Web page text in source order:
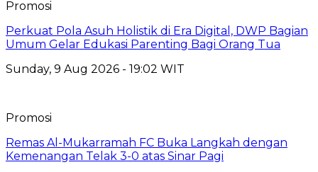
Promosi
Perkuat Pola Asuh Holistik di Era Digital, DWP Bagian
Umum Gelar Edukasi Parenting Bagi Orang Tua
Sunday, 9 Aug 2026 - 19:02 WIT
Promosi
Remas Al-Mukarramah FC Buka Langkah dengan
Kemenangan Telak 3-0 atas Sinar Pagi